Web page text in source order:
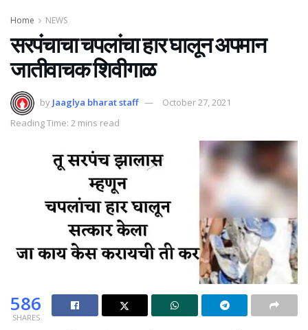
Home NEWS
सरपंचाचा चपलांचा हार घालून अपमान
जातीवाचक शिवीगाळ
by Jaaglya bharat staff
October 27, 2021
Reading Time: 2 mins read
586
SHARES